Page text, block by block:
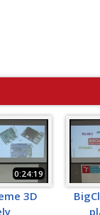
0:24:19
3D